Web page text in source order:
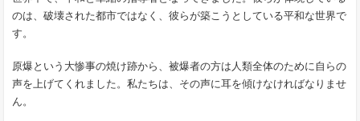
のは、破壊された都市ではなく、彼らが築こうとしている平和な世界で
す。
原爆という大惨事の焼け跡から、被爆者の方は人類全体のために自らの
声を上げてくれました。私たちは、その声に耳を傾けなければなりませ
ん。